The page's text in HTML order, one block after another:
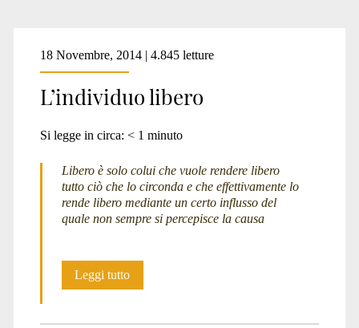
Tag:
<span>Johann
Gottlieb
18 Novembre, 2014 | 4.845 letture
L’individuo libero
Si legge in circa: < 1 minuto
Libero è solo colui che vuole rendere libero
tutto ciò che lo circonda e che effettivamente lo
rende libero mediante un certo influsso del
quale non sempre si percepisce la causa
Leggi tuttoL’individuo